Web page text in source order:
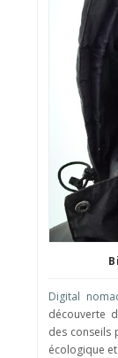
Digital
découverte
des
écologique